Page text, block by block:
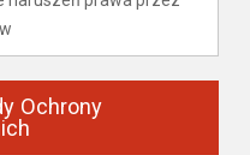
Ochrony